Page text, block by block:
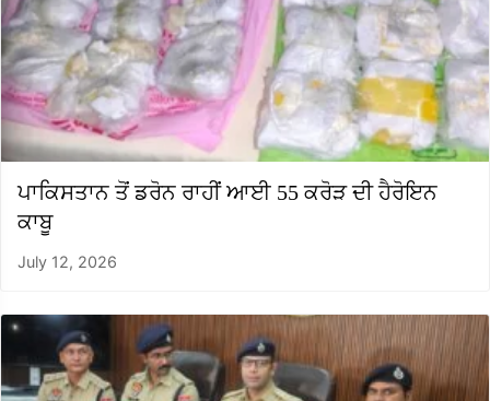
ਪਾਕਿਸਤਾਨ ਤੋਂ ਡਰੋਨ ਰਾਹੀਂ ਆਈ 55 ਕਰੋੜ ਦੀ ਹੈਰੋਇਨ
ਕਾਬੂ
July 12, 2026